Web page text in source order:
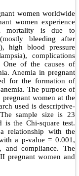
women worldwide
women experience
mortality is due to
bleeding after
high blood pressure
complications
One of the causes of
Anemia in pregnant
for the formation of
The purpose of
women at the
used is descriptive-
sample size is 23
is the Chi-square test.
relationship with the
a p-value = 0.001,
and compliance. The
pregnant women and